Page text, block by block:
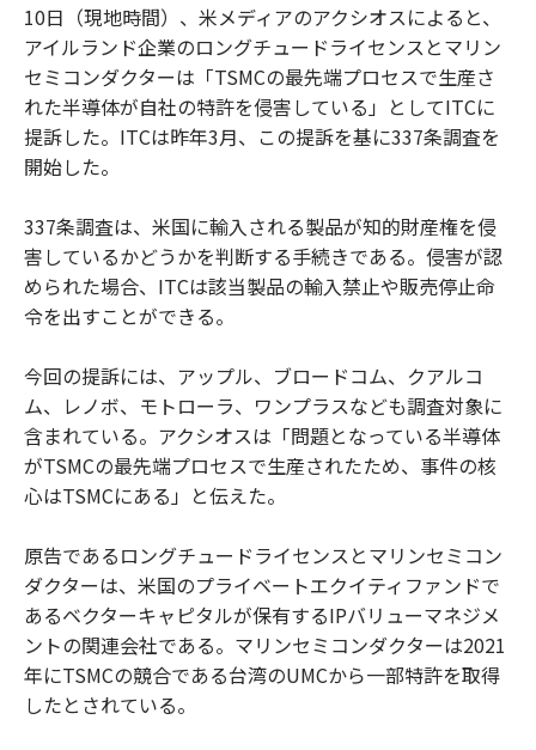
10日（現地時間）、米メディアのアクシオスによると、
アイルランド企業のロングチュードライセンスとマリン
セミコンダクターは「TSMCの最先端プロセスで生産さ
れた半導体が自社の特許を侵害している」としてITCに
提訴した。ITCは昨年3月、この提訴を基に337条調査を
開始した。
337条調査は、米国に輸入される製品が知的財産権を侵
害しているかどうかを判断する手続きである。侵害が認
められた場合、ITCは該当製品の輸入禁止や販売停止命
令を出すことができる。
今回の提訴には、アップル、ブロードコム、クアルコ
ム、レノボ、モトローラ、ワンプラスなども調査対象に
含まれている。アクシオスは「問題となっている半導体
がTSMCの最先端プロセスで生産されたため、事件の核
心はTSMCにある」と伝えた。
原告であるロングチュードライセンスとマリンセミコン
ダクターは、米国のプライベートエクイティファンドで
あるベクターキャピタルが保有するIPバリューマネジメ
ントの関連会社である。マリンセミコンダクターは2021
年にTSMCの競合である台湾のUMCから一部特許を取得
したとされている。